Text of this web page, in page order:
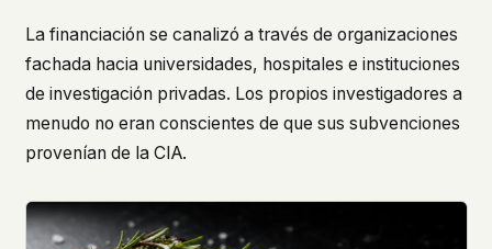
La financiación se canalizó a través de organizaciones
fachada hacia universidades, hospitales e instituciones
de investigación privadas. Los propios investigadores a
menudo no eran conscientes de que sus subvenciones
provenían de la CIA.